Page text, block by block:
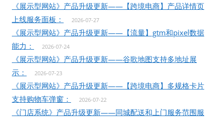
《展示型网站》产品升级更新——【跨境电商】产品详情页
上线服务面板：
2026-07-27
《展示型网站》产品升级更新——【流量】gtm和pixel数据
能力：
2026-07-24
《展示型网站》产品升级更新——谷歌地图支持多地址展
示：
2026-07-23
《展示型网站》产品升级更新——【跨境电商】多规格卡片
支持购物车弹窗：
2026-07-22
《门店系统》产品升级更新——同城配送和上门服务范围服